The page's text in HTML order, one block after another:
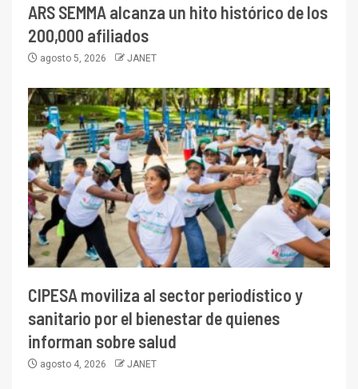
ARS SEMMA alcanza un hito histórico de los
200,000 afiliados
agosto 5, 2026 JANET
CIPESA moviliza al sector periodístico y
sanitario por el bienestar de quienes
informan sobre salud
agosto 4, 2026 JANET